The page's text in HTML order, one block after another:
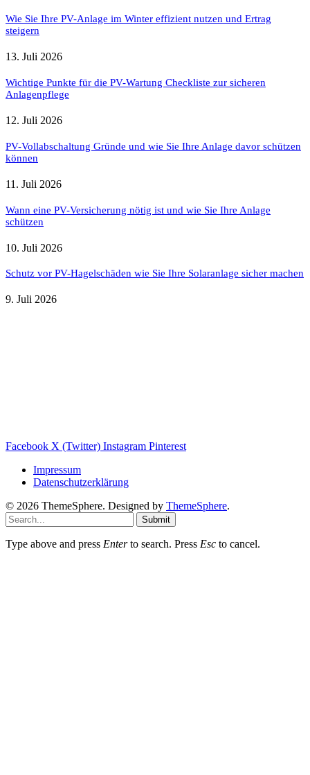
Wie Sie Ihre PV-Anlage im Winter effizient nutzen und Ertrag
steigern
13. Juli 2026
Wichtige Punkte für die PV-Wartung Checkliste zur sicheren
Anlagenpflege
12. Juli 2026
PV-Vollabschaltung Gründe und wie Sie Ihre Anlage davor schützen
können
11. Juli 2026
Wann eine PV-Versicherung nötig ist und wie Sie Ihre Anlage
schützen
10. Juli 2026
Schutz vor PV-Hagelschäden wie Sie Ihre Solaranlage sicher machen
9. Juli 2026
Facebook X (Twitter) Instagram Pinterest
Impressum
Datenschutzerklärung
© 2026 ThemeSphere. Designed by ThemeSphere.
Submit
Type above and press Enterto search. Press Esc to cancel.